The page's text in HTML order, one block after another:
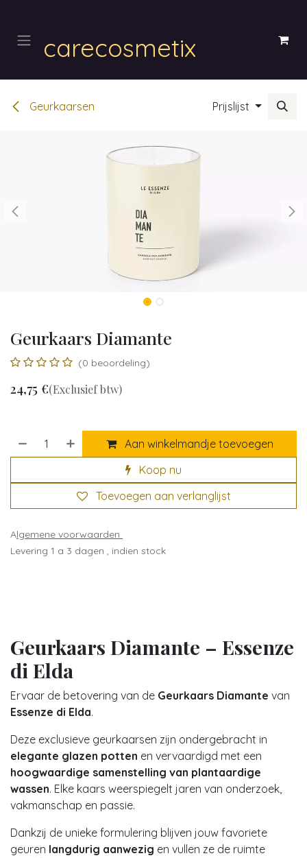
carecosmetix
Geurkaarsen Prijslijst
Geurkaars Diamante
(0 beoordeling)
24,75 €(Exclusief btw)
Aan winkelmandje toevoegen
Koop nu
Toevoegen aan verlanglijst
Algemene voorwaarden
Levering 1 a 3 dagen , indien stock
Geurkaars Diamante – Essenze
di Elda
Ervaar de betovering van de Geurkaars Diamante van
Essenze di Elda.
Deze exclusieve geurkaarsen zijn ondergebracht in
elegante glazen potten en vervaardigd met een
hoogwaardige samenstelling van plantaardige
wassen. Elke kaars weerspiegelt jaren van onderzoek,
vakmanschap en passie.
Dankzij de unieke formulering blijven jouw favoriete
geuren langdurig aanwezig en vullen ze de ruimte